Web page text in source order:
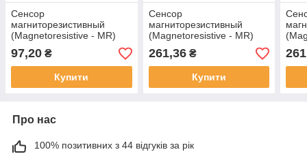
Сенсор
магниторезистивный
(Magnetoresistive - MR)
ADT922-14E (NVE)
97,20 ₴
Купити
Сенсор
магниторезистивный
(Magnetoresistive - MR)
AHT922-14E (NVE)
261,36₴
Купити
Про нас
100% позитивних з 44 відгуків за рік